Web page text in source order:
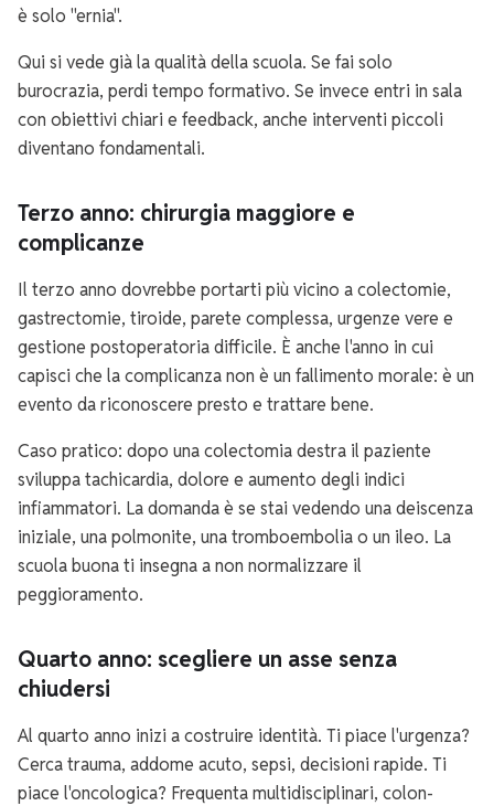
è solo "ernia".
Qui si vede già la qualità della scuola. Se fai solo
burocrazia, perdi tempo formativo. Se invece entri in sala
con obiettivi chiari e feedback, anche interventi piccoli
diventano fondamentali.
Terzo anno: chirurgia maggiore e
complicanze
Il terzo anno dovrebbe portarti più vicino a colectomie,
gastrectomie, tiroide, parete complessa, urgenze vere e
gestione postoperatoria difficile. È anche l'anno in cui
capisci che la complicanza non è un fallimento morale: è un
evento da riconoscere presto e trattare bene.
Caso pratico: dopo una colectomia destra il paziente
sviluppa tachicardia, dolore e aumento degli indici
infiammatori. La domanda è se stai vedendo una deiscenza
iniziale, una polmonite, una tromboembolia o un ileo. La
scuola buona ti insegna a non normalizzare il
peggioramento.
Quarto anno: scegliere un asse senza
chiudersi
Al quarto anno inizi a costruire identità. Ti piace l'urgenza?
Cerca trauma, addome acuto, sepsi, decisioni rapide. Ti
piace l'oncologica? Frequenta multidisciplinari, colon-